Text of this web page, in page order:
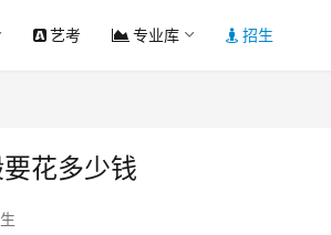
艺考 专业库 招生
花多少钱